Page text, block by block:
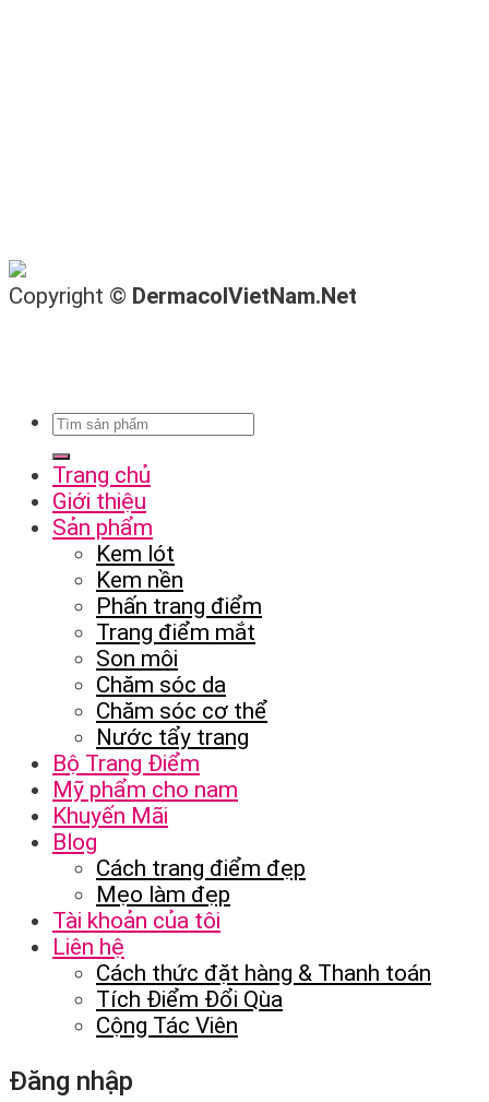
Copyright © DermacolVietNam.Net
Trang chủ
Giới thiệu
Sản phẩm
Kem lót
Kem nền
Phấn trang điểm
Trang điểm mắt
Son môi
Chăm sóc da
Chăm sóc cơ thể
Nước tẩy trang
Bộ Trang Điểm
Mỹ phẩm cho nam
Khuyến Mãi
Blog
Cách trang điểm đẹp
Mẹo làm đẹp
Tài khoản của tôi
Liên hệ
Cách thức đặt hàng & Thanh toán
Tích Điểm Đổi Qùa
Cộng Tác Viên
Đăng nhập